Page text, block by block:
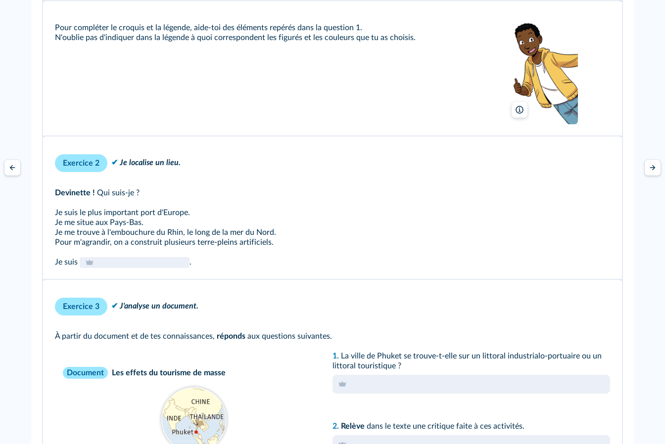
Pour compléter le croquis et la légende, aide‑toi des éléments repérés dans la question 1.
N'oublie pas d'indiquer dans la légende à quoi correspondent les figurés et les couleurs que tu as choisis.
Vincent Brascaglia/Lelivrescolaire.fr
Exercice 2 ✔ Je localise un lieu.
Devinette ! Qui suis‑je ?
Je suis le plus important port d'Europe.
Je me situe aux Pays‑Bas.
Je me trouve à l'embouchure du Rhin, le long de la mer du Nord.
Pour m'agrandir, on a construit plusieurs terre‑pleins artificiels.
Je suis .
Exercice 3 ✔ J'analyse un document.
À partir du document et de tes connaissances, réponds aux questions suivantes.
Document Les effets du tourisme de masse
1. La ville de Phuket se trouve‑t‑elle sur un littoral industrialo‑portuaire ou un
littoral touristique ?
2. Relève dans le texte une critique faite à ces activités.